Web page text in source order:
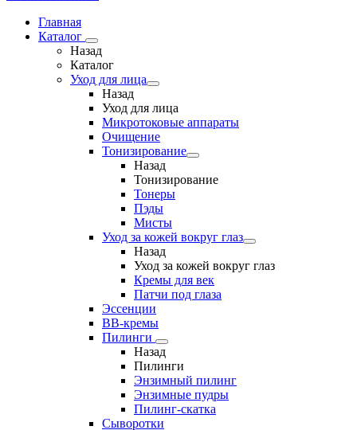
Главная
Каталог
Назад
Каталог
Уход для лица
Назад
Уход для лица
Микротоковые аппараты
Очищение
Тонизирование
Назад
Тонизирование
Тонеры
Пэды
Мисты
Уход за кожей вокруг глаз
Назад
Уход за кожей вокруг глаз
Кремы для век
Патчи под глаза
Эссенции
ВВ-кремы
Пилинги
Назад
Пилинги
Энзимный пилинг
Энзимные пудры
Пилинг-скатка
Сыворотки